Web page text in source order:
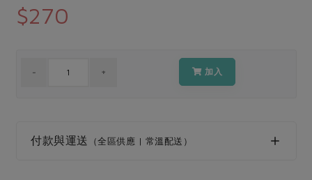
素食專區
社務會議
$270
加入
付款與運送 （全區供應 | 常溫配送）